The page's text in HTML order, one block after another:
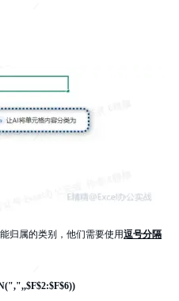
归属的类别，他们需要使用逗号分隔